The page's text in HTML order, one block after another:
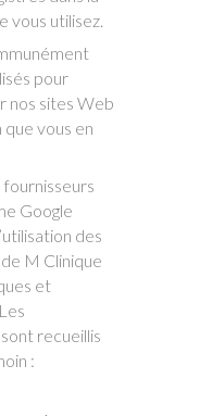
vous utilisez.
pour
nos sites Web
que vous en
Google
des
M Clinique
et
recueillis
: